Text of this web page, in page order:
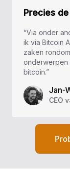
Precies
“Via onder
ik via Bitcoin
zaken
onderwerpen
bitcoin.”
Jan-
CEO